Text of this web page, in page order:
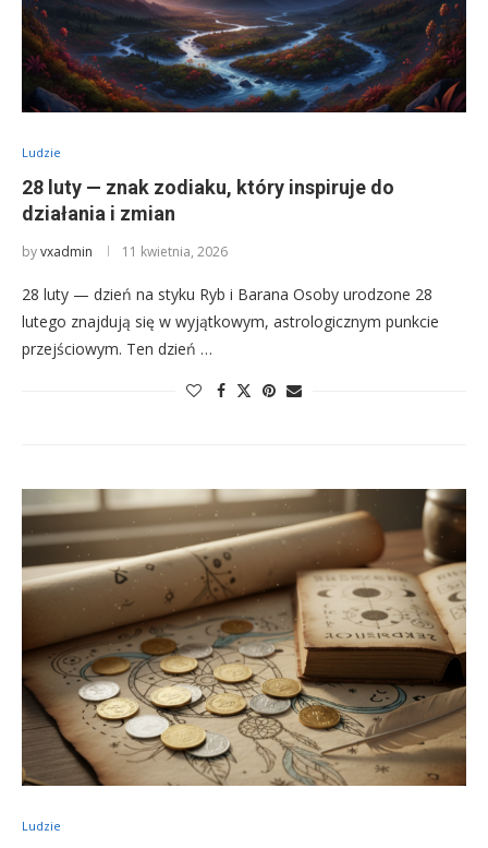
Ludzie
28 luty — znak zodiaku, który inspiruje do
działania i zmian
byvxadmin 11 kwietnia, 2026
28 luty — dzień na styku Ryb i Barana Osoby urodzone 28
lutego znajdują się w wyjątkowym, astrologicznym punkcie
przejściowym. Ten dzień …
Ludzie